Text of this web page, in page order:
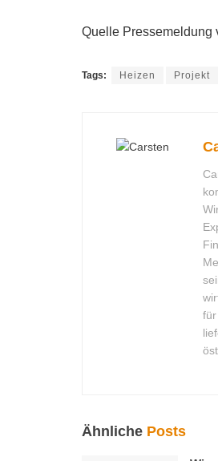
Quelle Pressemeldung
Tags: Heizen Projekt
Ähnliche Posts